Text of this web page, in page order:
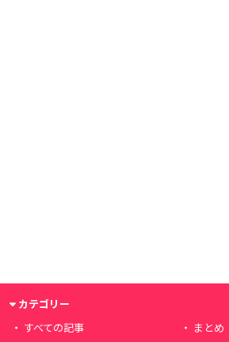
カテゴリー
すべての記事
まとめ